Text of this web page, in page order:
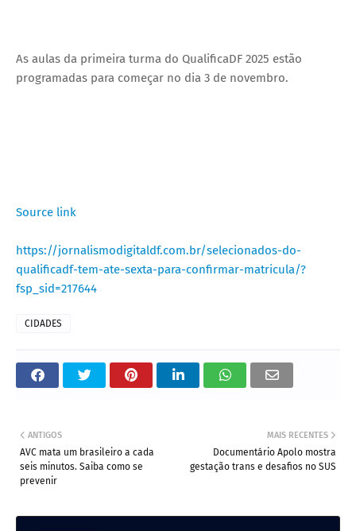
As aulas da primeira turma do QualificaDF 2025 estão
programadas para começar no dia 3 de novembro.
Source link
https://jornalismodigitaldf.com.br/selecionados-do-
qualificadf-tem-ate-sexta-para-confirmar-matricula/?
fsp_sid=217644
CIDADES
MAIS RECENTES
Documentário Apolo mostra
gestação trans e desafios no SUS
ANTIGOS
AVC mata um brasileiro a cada
seis minutos. Saiba como se
prevenir